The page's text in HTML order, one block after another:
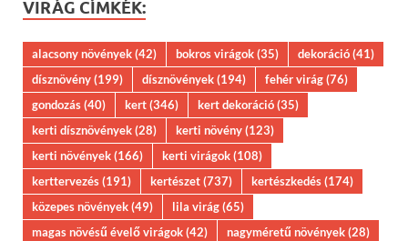
VIRÁG CÍMKÉK:
alacsony növények(42) bokros virágok(35) dekoráció(41)
dísznövény(199) dísznövények(194) fehér virág(76)
gondozás(40) kert(346) kert dekoráció(35)
kerti dísznövények(28) kerti növény(123)
kerti növények(166) kerti virágok(108)
kerttervezés(191) kertészet(737) kertészkedés(174)
közepes növények(49) lila virág(65)
magas növésű évelő virágok(42) nagyméretű növények(28)